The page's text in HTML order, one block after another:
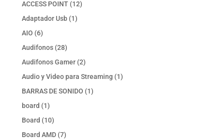
ACCESS POINT 1212
Adaptador Usb 11
AIO 66
productos
Audifonos 2828
productos
Audifonos Gamer 22
productos
Audio y Video para Streaming 11
BARRAS DE SONIDO 11
board 11
producto
Board 1010
productos
Board AMD 77